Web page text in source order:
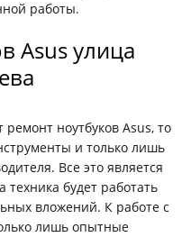
работы.
Asus улица
ноутбуков Asus, то
и только лишь
Все это является
техника будет работать
вложений. К работе с
лишь опытные